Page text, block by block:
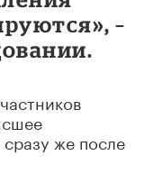
–
же после